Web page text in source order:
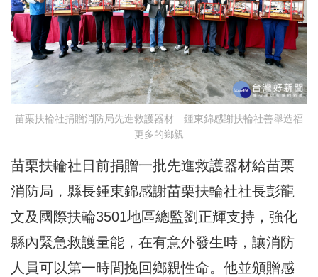
苗栗扶輪社捐贈消防局先進救護器材 鍾東錦感謝扶輪社善舉造福
更多的鄉親
苗栗扶輪社日前捐贈一批先進救護器材給苗栗
消防局，縣長鍾東錦感謝苗栗扶輪社社長彭龍
文及國際扶輪3501地區總監劉正輝支持，強化
縣內緊急救護量能，在有意外發生時，讓消防
人員可以第一時間挽回鄉親性命。他並頒贈感